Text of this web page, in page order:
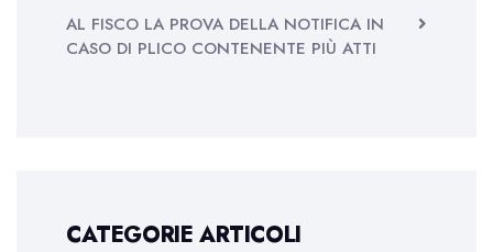
AL FISCO LA PROVA DELLA NOTIFICA IN
CASO DI PLICO CONTENENTE PIÙ ATTI
CATEGORIE ARTICOLI